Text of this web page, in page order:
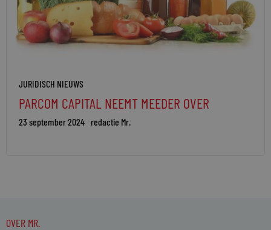
JURIDISCH NIEUWS
PARCOM CAPITAL NEEMT MEEDER OVER
23 september 2024 redactie Mr.
OVER MR.